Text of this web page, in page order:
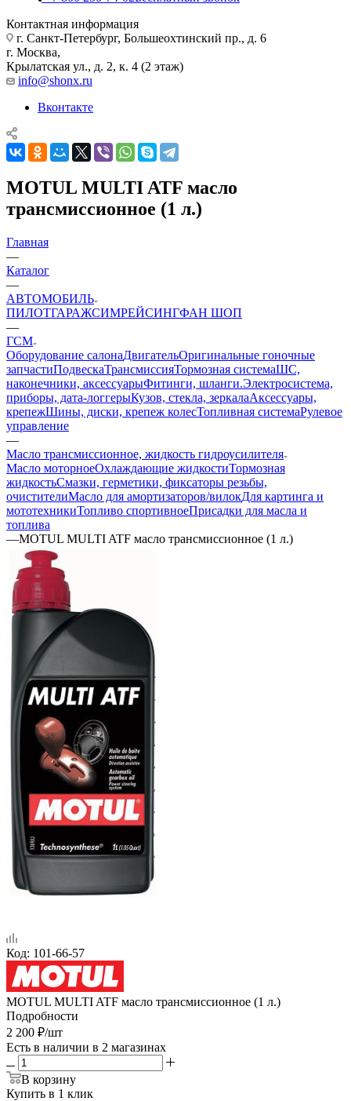
Контактная информация
г. Санкт-Петербург, Большеохтинский пр., д. 6
г. Москва,
Крылатская ул., д. 2, к. 4 (2 этаж)
info@shonx.ru
Вконтакте
MOTUL MULTI ATF масло
трансмиссионное (1 л.)
Главная
—
Каталог
—
АВТОМОБИЛЬ
ПИЛОТГАРАЖСИМРЕЙСИНГФАН ШОП
—
ГСМ
Оборудование салонаДвигательОригинальные гоночные
запчастиПодвескаТрансмиссияТормозная системаШС,
наконечники, аксессуарыФитинги, шланги.Электросистема,
приборы, дата-логгерыКузов, стекла, зеркалаАксессуары,
крепежШины, диски, крепеж колесТопливная системаРулевое
управление
—
Масло трансмиссионное, жидкость гидроусилителя
Масло моторноеОхлаждающие жидкостиТормозная
жидкостьСмазки, герметики, фиксаторы резьбы,
очистителиМасло для амортизаторов/вилокДля картинга и
мототехникиТопливо спортивноеПрисадки для масла и
топлива
—MOTUL MULTI ATF масло трансмиссионное (1 л.)
Код: 101-66-57
MOTUL MULTI ATF масло трансмиссионное (1 л.)
Подробности
2 200 ₽/шт
Есть в наличии в 2 магазинах
В корзину
Купить в 1 клик